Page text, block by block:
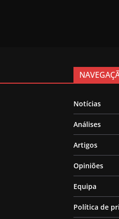
Notícias
Análises
Artigos
Opiniões
Equipa
Política de